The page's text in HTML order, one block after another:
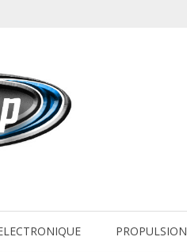
PROPULSION